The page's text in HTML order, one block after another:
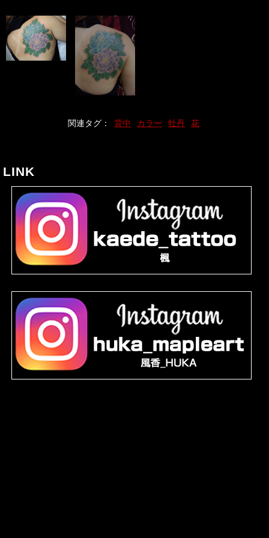
関連タグ： 背中 カラー 牡丹 花
LINK